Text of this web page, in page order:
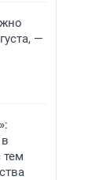
—
тем